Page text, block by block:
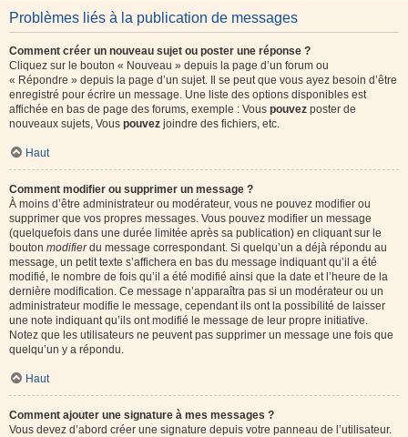
Problèmes liés à la publication de messages
Comment créer un nouveau sujet ou poster une réponse ?
Cliquez sur le bouton « Nouveau » depuis la page d’un forum ou
« Répondre » depuis la page d’un sujet. Il se peut que vous ayez besoin d’être
enregistré pour écrire un message. Une liste des options disponibles est
affichée en bas de page des forums, exemple : Vous pouvez poster de
nouveaux sujets, Vous pouvez joindre des fichiers, etc.
Haut
Comment modifier ou supprimer un message ?
À moins d’être administrateur ou modérateur, vous ne pouvez modifier ou
supprimer que vos propres messages. Vous pouvez modifier un message
(quelquefois dans une durée limitée après sa publication) en cliquant sur le
bouton modifierdu message correspondant. Si quelqu’un a déjà répondu au
message, un petit texte s’affichera en bas du message indiquant qu’il a été
modifié, le nombre de fois qu’il a été modifié ainsi que la date et l’heure de la
dernière modification. Ce message n’apparaîtra pas si un modérateur ou un
administrateur modifie le message, cependant ils ont la possibilité de laisser
une note indiquant qu’ils ont modifié le message de leur propre initiative.
Notez que les utilisateurs ne peuvent pas supprimer un message une fois que
quelqu’un y a répondu.
Haut
Comment ajouter une signature à mes messages ?
Vous devez d’abord créer une signature depuis votre panneau de l’utilisateur.